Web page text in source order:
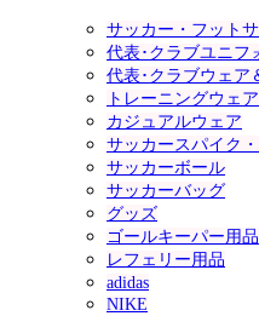
サッカー・フット
代表･クラブユニフ
代表･クラブウェア
トレーニングウェア
カジュアルウェア
サッカースパイク
サッカーボール
サッカーバッグ
グッズ
ゴールキーパー用品
レフェリー用品
adidas
NIKE